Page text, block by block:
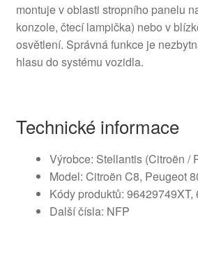
montuje v oblasti stropního panelu
konzole, čtecí lampička) nebo v
osvětlení. Správná funkce je
hlasu do systému vozidla.
Technické informace
Výrobce: Stellantis (Citroën /
Model: Citroën C8, Peugeot
Kódy produktů: 96429749XT,
Další čísla: NFP